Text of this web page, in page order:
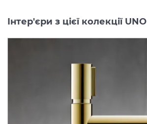
Інтер'єри з цієї колекції UNO